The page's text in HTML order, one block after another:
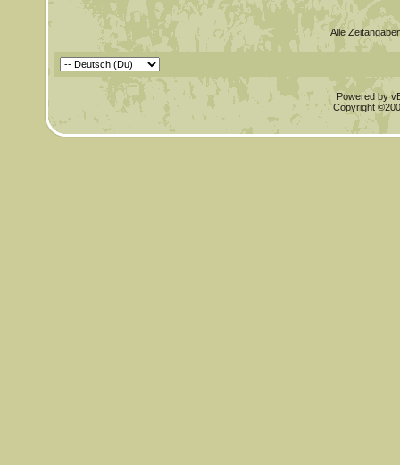
Alle
Powered by
Copyright